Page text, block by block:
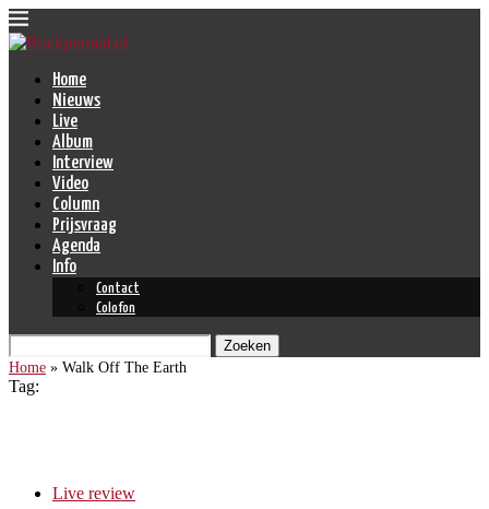
Home
Nieuws
Live
Album
Interview
Video
Column
Prijsvraag
Agenda
Info
Contact
Colofon
Zoeken
Home » Walk Off The Earth
Tag:
Live review